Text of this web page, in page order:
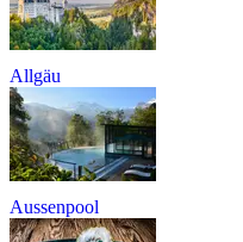
Allgäu
Aussenpool